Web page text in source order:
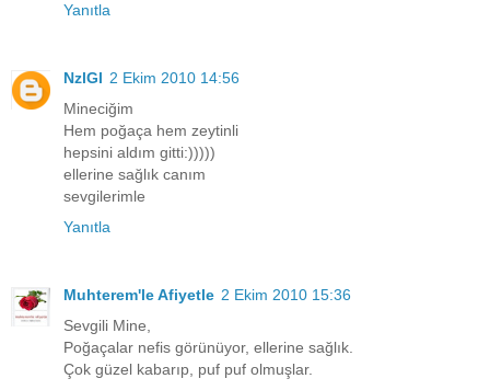
Yanıtla
NzlGl 2 Ekim 2010 14:56
Mineciğim
Hem poğaça hem zeytinli
hepsini aldım gitti:)))))
ellerine sağlık canım
sevgilerimle
Yanıtla
Muhterem'le Afiyetle 2 Ekim 2010 15:36
Sevgili Mine,
Poğaçalar nefis görünüyor, ellerine sağlık.
Çok güzel kabarıp, puf puf olmuşlar.